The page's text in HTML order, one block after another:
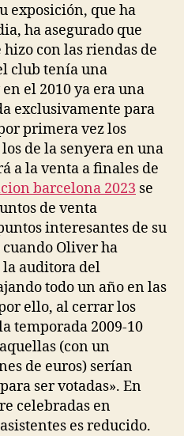
exposición, que ha
ha asegurado que
hizo con las riendas de
club tenía una
el 2010 ya era una
exclusivamente para
primera vez los
de la senyera en una
a la venta a finales de
barcelona 2023 se
de venta
interesantes de su
Oliver ha
auditora del
todo un año en las
ello, al cerrar los
temporada 2009-10
(con un
de euros) serían
ser votadas». En
celebradas en
es reducido.